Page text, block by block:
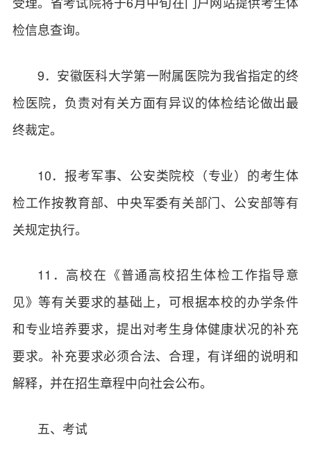
检信息查询。
9．安徽医科大学第一附属医院为我省指定的终
检医院，负责对有关方面有异议的体检结论做出最
终裁定。
10．报考军事、公安类院校（专业）的考生体
检工作按教育部、中央军委有关部门、公安部等有
关规定执行。
11．高校在《普通高校招生体检工作指导意
见》等有关要求的基础上，可根据本校的办学条件
和专业培养要求，提出对考生身体健康状况的补充
要求。补充要求必须合法、合理，有详细的说明和
解释，并在招生章程中向社会公布。
五、考试